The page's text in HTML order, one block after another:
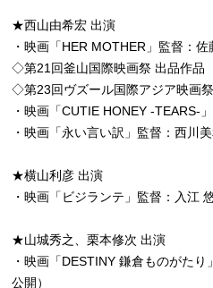
★西山由希宏 出演
・映画「HER MOTHER」監督：佐
◇第21回釜山国際映画祭 出品作品
◇第23回ヴズール国際アジア映画
・映画「CUTIE HONEY -TEARS-
・映画「永い言い訳」監督：西川
★横山利彦 出演
・映画「ビジランテ」監督：入江
★山城秀之、栗本修次 出演
・映画「DESTINY 鎌倉ものがた
公開）